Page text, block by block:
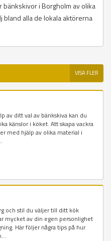
i Borgholm av olika
bland alla de lokala aktörerna
VISA FLER
av ditt val av bänkskiva kan du
känslor i köket. Att skapa vackra
med hjälp av olika material i
och stil du väljer till ditt kök
mycket av din egen personlighet
Här följer några tips på hur